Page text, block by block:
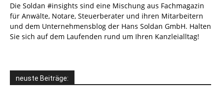
Die Soldan #insights sind eine Mischung aus Fachmagazin
für Anwälte, Notare, Steuerberater und ihren Mitarbeitern
und dem Unternehmensblog der Hans Soldan GmbH. Halten
Sie sich auf dem Laufenden rund um Ihren Kanzleialltag!
neuste Beiträge: